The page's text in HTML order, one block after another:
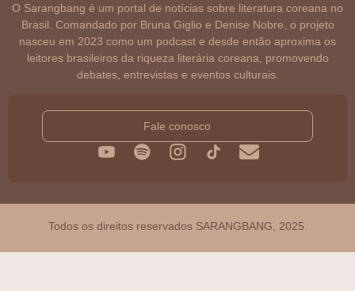
O Sarangbang é um portal de notícias sobre literatura coreana no
Brasil. Comandado por Bruna Giglio e Denise Nobre, o projeto
nasceu em 2023 como um podcast e desde então aproxima os
leitores brasileiros da riqueza literária coreana, promovendo
debates, entrevistas e eventos culturais.
Fale conosco
Todos os direitos reservados SARANGBANG, 2025.